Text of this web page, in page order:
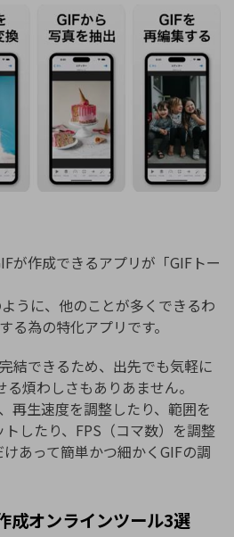
が作成できるアプリが「GIFトー
うに、他のことが多くできるわ
る為の特化アプリです。
結できるため、出先でも気軽に
煩わしさもありあません。
再生速度を調整したり、範囲を
したり、FPS（コマ数）を調整
あって簡単かつ細かくGIFの調
成オンラインツール3選